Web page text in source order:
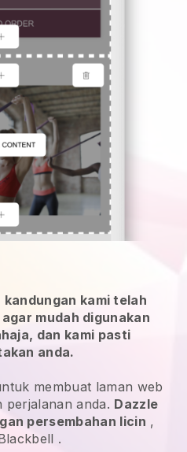
kami telah
mudah digunakan
dan kami pasti
anda.
membuat laman web
perjalanan anda. Dazzle
persembahan licin ,
.